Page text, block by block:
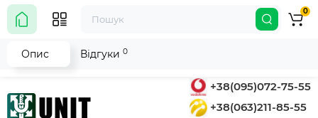
+38(095)072-75-55
+38(063)211-85-55
0
Опис Відгуки 0